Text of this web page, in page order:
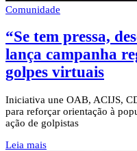
Comunidade
“Se tem pressa,
lança campanha
golpes virtuais
Iniciativa une OAB, ACIJS,
para reforçar orientação à
ação de golpistas
Leia mais